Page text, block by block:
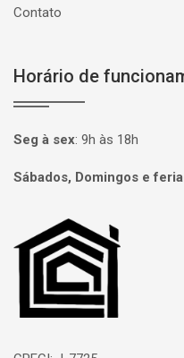
Contato
Horário de
Seg à sex: 9h às 18h
Sábados, Domingos e
Página inicial